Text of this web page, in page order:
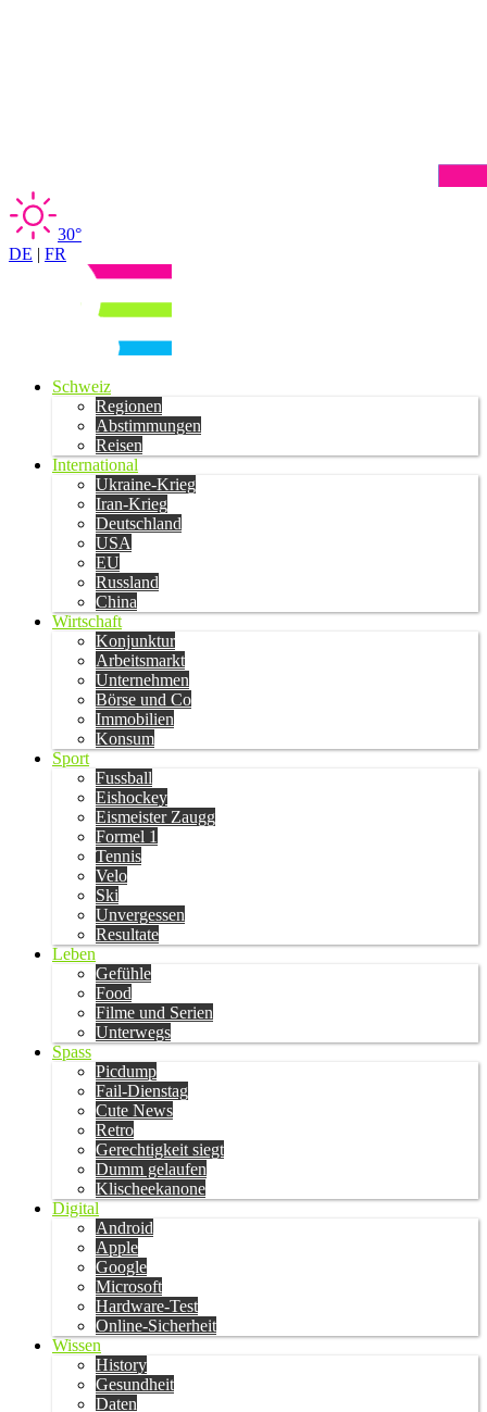
30°
DE | FR
Schweiz
Regionen
Abstimmungen
Reisen
International
Ukraine-Krieg
Iran-Krieg
Deutschland
USA
EU
Russland
China
Wirtschaft
Konjunktur
Arbeitsmarkt
Unternehmen
Börse und Co
Immobilien
Konsum
Sport
Fussball
Eishockey
Eismeister Zaugg
Formel 1
Tennis
Velo
Ski
Unvergessen
Resultate
Leben
Gefühle
Food
Filme und Serien
Unterwegs
Spass
Picdump
Fail-Dienstag
Cute News
Retro
Gerechtigkeit siegt
Dumm gelaufen
Klischeekanone
Digital
Android
Apple
Google
Microsoft
Hardware-Test
Online-Sicherheit
Wissen
History
Gesundheit
Daten